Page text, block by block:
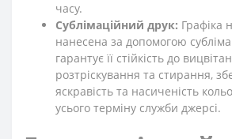
часу.
Сублімаційний друк: Графіка
нанесена за допомогою
гарантує її стійкість до
розтріскування та стирання,
яскравість та насиченість
усього терміну служби джерсі.